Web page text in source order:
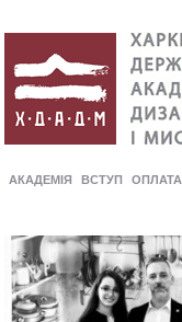
АКАДЕМІЯ ВСТУП ОПЛАТА